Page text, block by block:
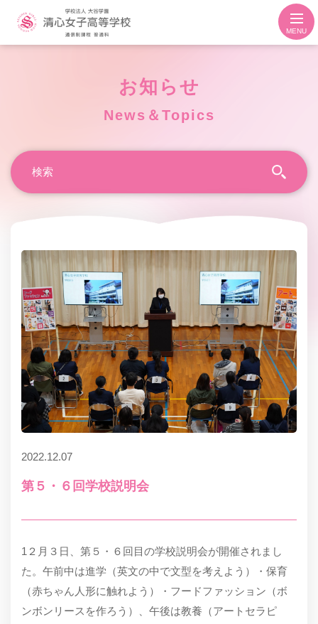
MENU
お知らせ
News＆Topics
2022.12.07
第５・６回学校説明会
1２月３日、第５・６回目の学校説明会が開催されまし
た。午前中は進学（英文の中で文型を考えよう）・保育
（赤ちゃん人形に触れよう）・フードファッション（ボ
ンボンリースを作ろう）、午後は教養（アートセラピ